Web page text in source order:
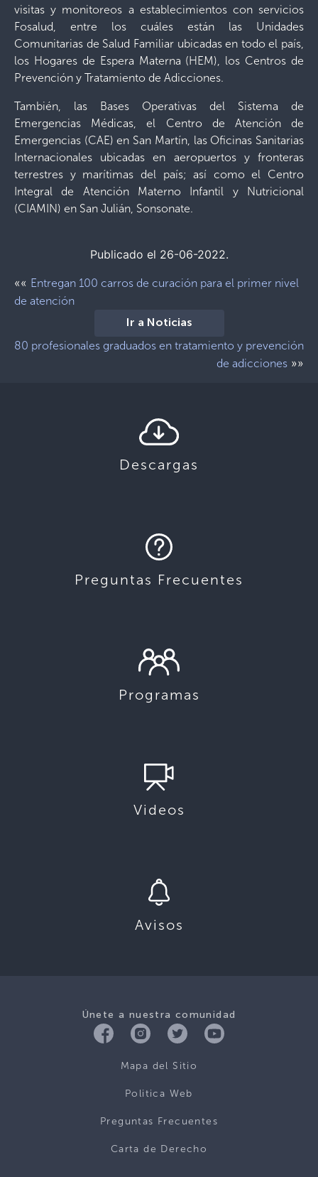
visitas y monitoreos a establecimientos con servicios
Fosalud, entre los cuáles están las Unidades
Comunitarias de Salud Familiar ubicadas en todo el país,
los Hogares de Espera Materna (HEM), los Centros de
Prevención y Tratamiento de Adicciones.
También, las Bases Operativas del Sistema de
Emergencias Médicas, el Centro de Atención de
Emergencias (CAE) en San Martín, las Oficinas Sanitarias
Internacionales ubicadas en aeropuertos y fronteras
terrestres y marítimas del país; así como el Centro
Integral de Atención Materno Infantil y Nutricional
(CIAMIN) en San Julián, Sonsonate.
Publicado el 26-06-2022.
«« Entregan 100 carros de curación para el primer nivel
de atención
Ir a Noticias
80 profesionales graduados en tratamiento y prevención
de adicciones »»
Descargas
Preguntas Frecuentes
Programas
Videos
Avisos
Únete a nuestra comunidad
Mapa del Sitio
Politica Web
Preguntas Frecuentes
Carta de Derecho